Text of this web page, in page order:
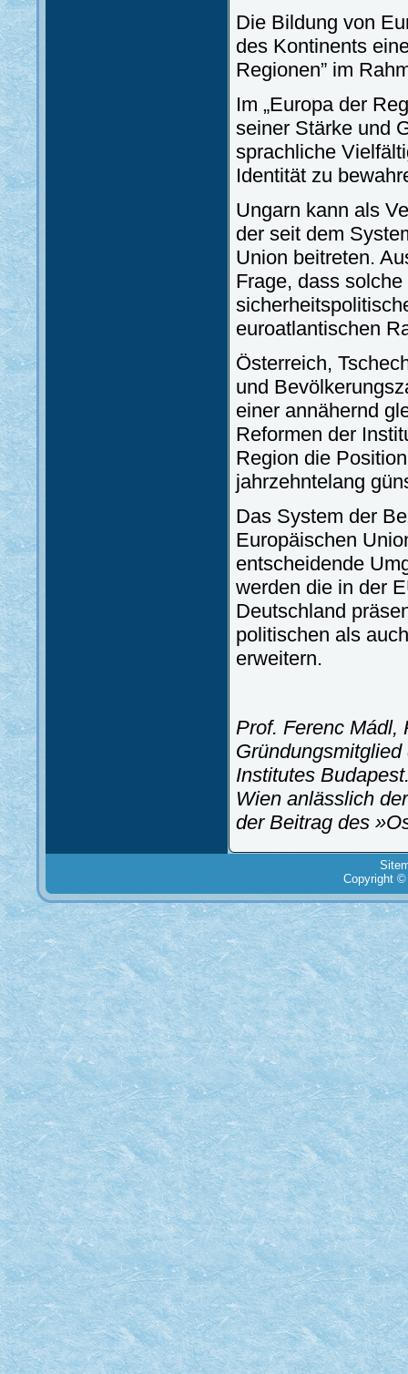
Die Bildung von
des Kontinents
Regionen” im
Im „Europa der
seiner Stärke und
sprachliche
Identität zu
Ungarn kann als
der seit dem
Union beitreten.
Frage, dass
euroatlantischen
Österreich,
und
einer annähernd
Reformen der
Region die
jahrzehntelang
Das System der
Europäischen
entscheidende
werden die in der
Deutschland
politischen als
erweitern.
Prof. Ferenc Mádl,
Institutes
Wien anlässlich
der Beitrag des
Copyright ©